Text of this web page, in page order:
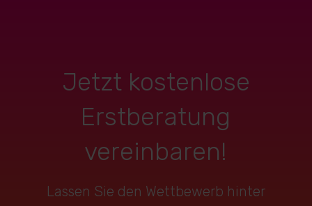
Jetzt kostenlose
Erstberatung
vereinbaren!
Lassen Sie den Wettbewerb hinter